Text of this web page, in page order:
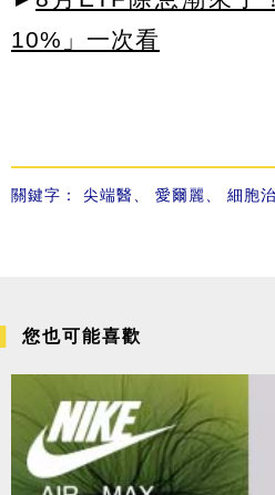
10%」一次看
關鍵字： 尖端醫 愛爾麗 細胞
您也可能喜歡